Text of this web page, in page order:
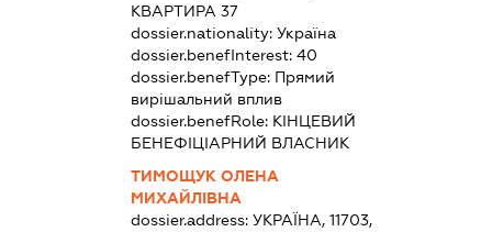
КВАРТИРА 37
dossier.nationality:Україна
dossier.benefInterest:40
dossier.benefType: Прямий
вирішальний вплив
dossier.benefRole: КІНЦЕВИЙ
БЕНЕФІЦІАРНИЙ ВЛАСНИК
ТИМОЩУК ОЛЕНА
МИХАЙЛІВНА
dossier.address:УКРАЇНА, 11703,